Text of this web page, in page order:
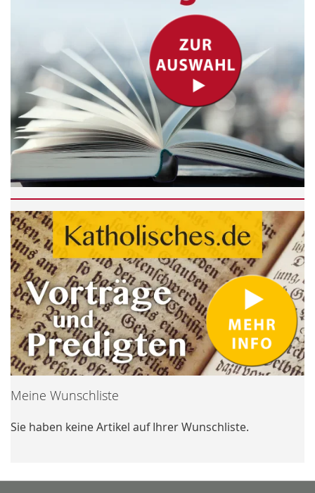
Meine Wunschliste
Sie haben keine Artikel auf Ihrer Wunschliste.